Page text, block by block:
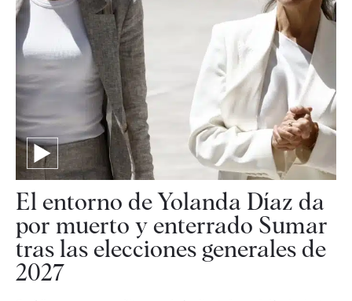
El entorno de Yolanda Díaz da
por muerto y enterrado Sumar
tras las elecciones generales de
2027